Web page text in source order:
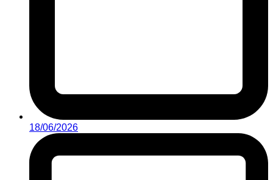
18/06/2026